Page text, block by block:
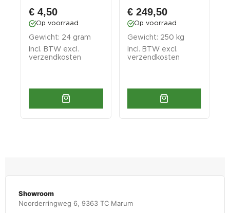
3/8 bui...
€ 4,50
Op voorraad
Gewicht: 24 gram
Incl. BTW excl.
verzendkosten
€ 249,50
Op voorraad
Gewicht: 250 kg
Incl. BTW excl.
verzendkosten
Showroom
Noorderringweg 6, 9363 TC Marum